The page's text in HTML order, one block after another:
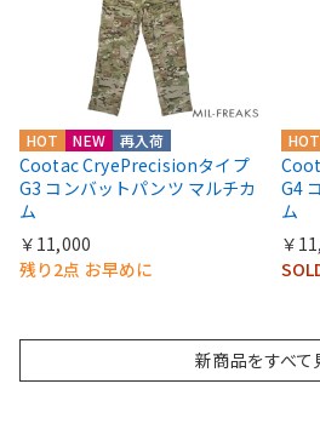
HOT NEW 再入荷
Cootac CryePrecisionタイプ
G3 コンバットパンツ マルチカ
ム
￥11,000
残り2点 お早めに
HOT
G4
ム
￥
新商品をすべて